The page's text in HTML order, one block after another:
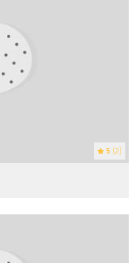
5 (2)